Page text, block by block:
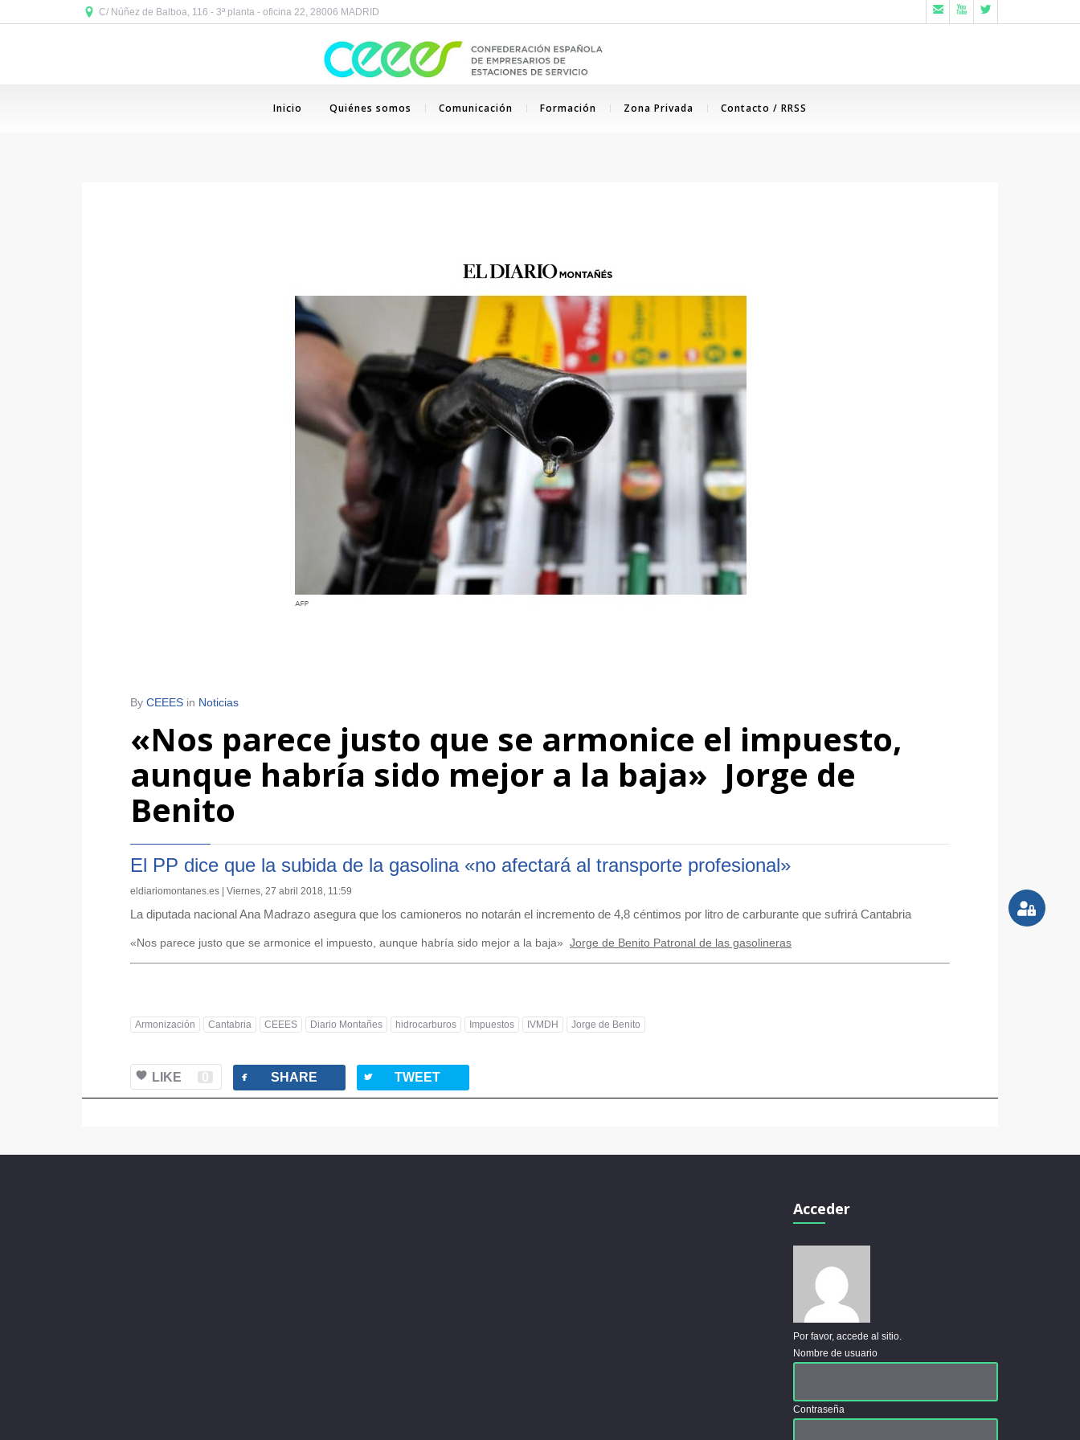
C/ Núñez de Balboa, 116 - 3ª planta - oficina 22, 28006 MADRID   
Inicio Quiénes somos Comunicación Formación Zona Privada Contacto / RRSS
By CEEES in Noticias
«Nos parece justo que se armonice el impuesto,
aunque habría sido mejor a la baja» Jorge de
Benito
El PP dice que la subida de la gasolina «no afectará al transporte profesional»
eldiariomontanes.es | Viernes, 27 abril 2018, 11:59
La diputada nacional Ana Madrazo asegura que los camioneros no notarán el incremento de 4,8 céntimos por litro de carburante que sufrirá Cantabria
«Nos parece justo que se armonice el impuesto, aunque habría sido mejor a la baja» Jorge de Benito Patronal de las gasolineras
Armonización Cantabria CEEES Diario Montañes hidrocarburos Impuestos IVMDH Jorge de Benito
LIKE 0 facebook SHARE twitterbird TWEET
Acceder
Por favor, accede al sitio.
Nombre de usuario
Contraseña